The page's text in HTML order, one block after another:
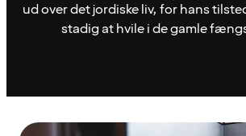
ud over det jordiske liv, for hans
stadig at hvile i de gamle